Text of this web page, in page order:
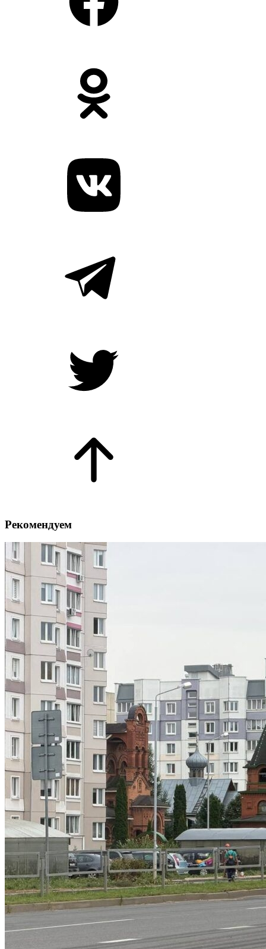
Рекомендуем